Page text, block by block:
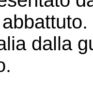
dalla